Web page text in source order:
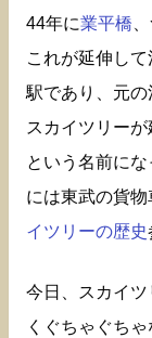
44年に業平橋
これが延伸し
駅であり、元
スカイツリー
という名前に
には東武の貨
イツリーの歴史
今日、スカイ
くぐちゃぐち